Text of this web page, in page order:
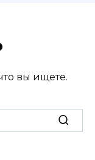
вы ищете.